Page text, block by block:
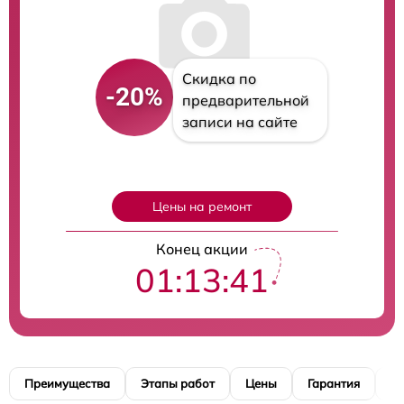
-20%
Скидка по
предварительной
записи на сайте
Цены на ремонт
Конец акции
01:13:40
Преимущества Этапы работ Цены Гарантия